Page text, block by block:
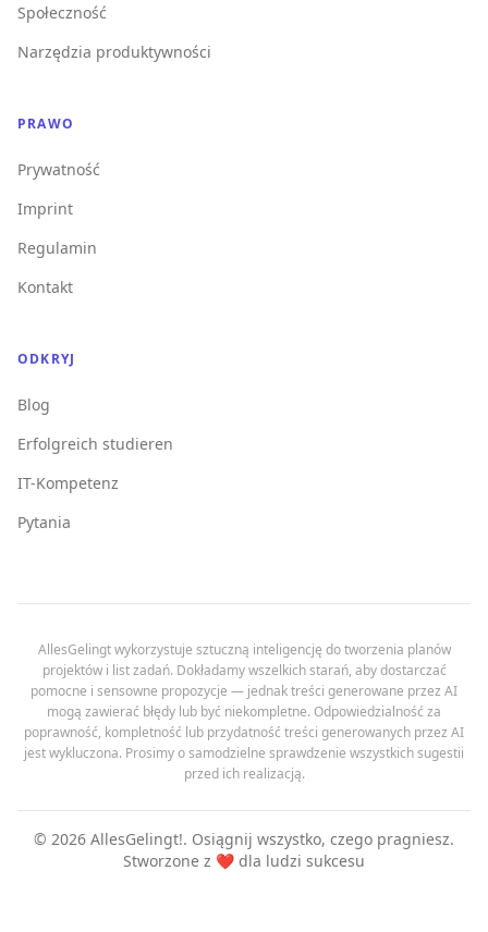
Społeczność
Narzędzia produktywności
PRAWO
Prywatność
Imprint
Regulamin
Kontakt
ODKRYJ
Blog
Erfolgreich studieren
IT-Kompetenz
Pytania
AllesGelingt wykorzystuje sztuczną inteligencję do tworzenia planów
projektów i list zadań. Dokładamy wszelkich starań, aby dostarczać
pomocne i sensowne propozycje — jednak treści generowane przez AI
mogą zawierać błędy lub być niekompletne. Odpowiedzialność za
poprawność, kompletność lub przydatność treści generowanych przez AI
jest wykluczona. Prosimy o samodzielne sprawdzenie wszystkich sugestii
przed ich realizacją.
© 2026 AllesGelingt!. Osiągnij wszystko, czego pragniesz.
Stworzone z ❤️ dla ludzi sukcesu